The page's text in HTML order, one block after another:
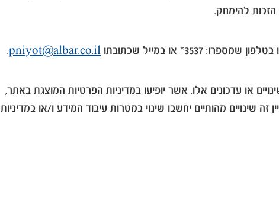
להימחק.
pniyot@albar.co.il
.
או עדכונים אלו, אשר יופיעו במדיניות הפרטיות המוצגת באתר,
שינויים מהותיים יחשבו שינוי במטרות עיבוד המידע ו/או במדיניות